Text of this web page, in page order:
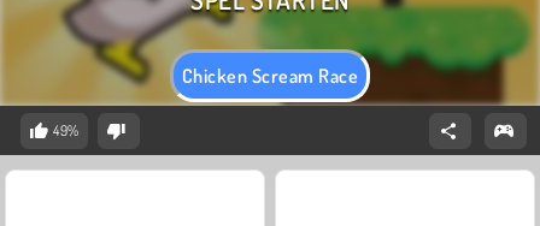
Chicken Scream Race
49%